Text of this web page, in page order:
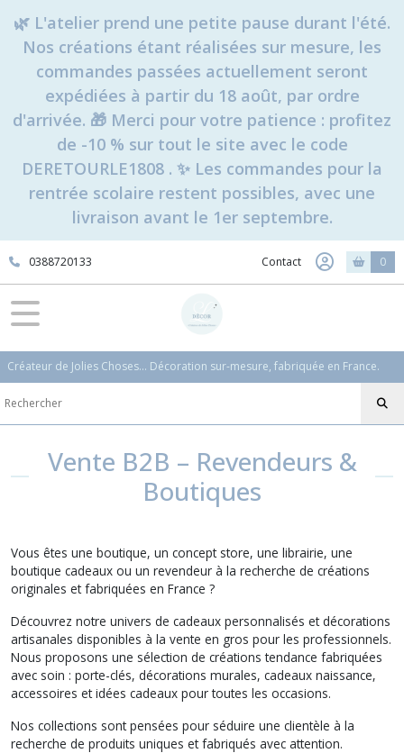
🌿 L'atelier prend une petite pause durant l'été.
Nos créations étant réalisées sur mesure, les
commandes passées actuellement seront
expédiées à partir du 18 août, par ordre
d'arrivée. 🎁 Merci pour votre patience : profitez
de -10 % sur tout le site avec le code
DERETOURLE1808 . ✨ Les commandes pour la
rentrée scolaire restent possibles, avec une
livraison avant le 1er septembre.
0388720133 Contact 0
Créateur de Jolies Choses... Décoration sur-mesure, fabriquée en France.
Vente B2B – Revendeurs &
Boutiques
Vous êtes une boutique, un concept store, une librairie, une
boutique cadeaux ou un revendeur à la recherche de créations
originales et fabriquées en France ?
Découvrez notre univers de cadeaux personnalisés et décorations
artisanales disponibles à la vente en gros pour les professionnels.
Nous proposons une sélection de créations tendance fabriquées
avec soin : porte-clés, décorations murales, cadeaux naissance,
accessoires et idées cadeaux pour toutes les occasions.
Nos collections sont pensées pour séduire une clientèle à la
recherche de produits uniques et fabriqués avec attention.